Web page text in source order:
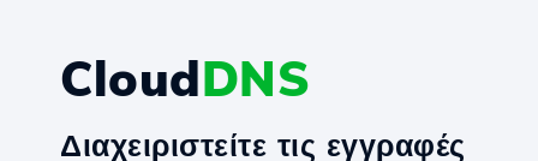
CloudDNS
Διαχειριστείτε τις εγγραφές